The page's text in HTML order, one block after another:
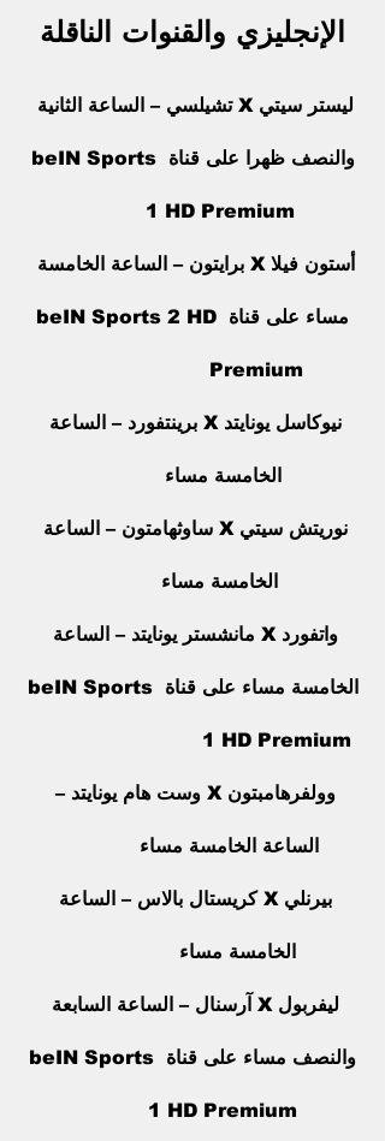
الإنجليزي والقنوات الناقلة
ليستر سيتي X تشيلسي – الساعة الثانية
والنصف ظهرا على قناة beIN Sports
1 HD Premium
أستون فيلا X برايتون – الساعة الخامسة
مساء على قناة beIN Sports 2 HD
Premium
نيوكاسل يونايتد X برينتفورد – الساعة
الخامسة مساء
نوريتش سيتي X ساوثهامتون – الساعة
الخامسة مساء
واتفورد X مانشستر يونايتد – الساعة
الخامسة مساء على قناة beIN Sports
1 HD Premium
وولفرهامبتون X وست هام يونايتد –
الساعة الخامسة مساء
بيرنلي X كريستال بالاس – الساعة
الخامسة مساء
ليفربول X آرسنال – الساعة السابعة
والنصف مساء على قناة beIN Sports
1 HD Premium